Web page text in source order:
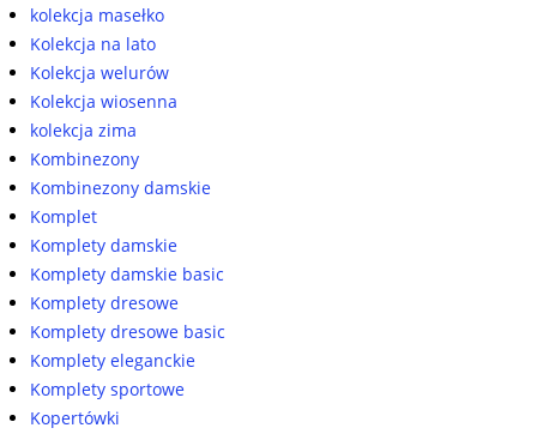
kolekcja masełko
Kolekcja na lato
Kolekcja welurów
Kolekcja wiosenna
kolekcja zima
Kombinezony
Kombinezony damskie
Komplet
Komplety damskie
Komplety damskie basic
Komplety dresowe
Komplety dresowe basic
Komplety eleganckie
Komplety sportowe
Kopertówki